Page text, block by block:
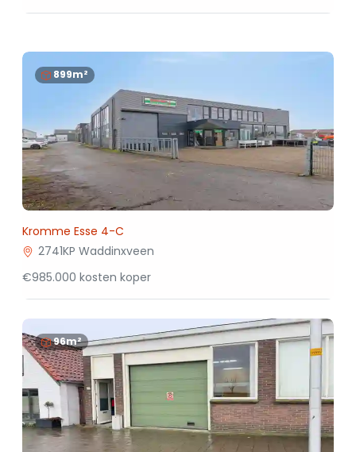
899m²
Kromme Esse 4-C
2741KP Waddinxveen
€985.000 kosten koper
96m²